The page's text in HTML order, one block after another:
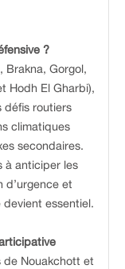
?
Brakna, Gorgol,
Hodh El Gharbi),
défis routiers
climatiques
secondaires.
à anticiper les
d’urgence et
essentiel.
de Nouakchott et